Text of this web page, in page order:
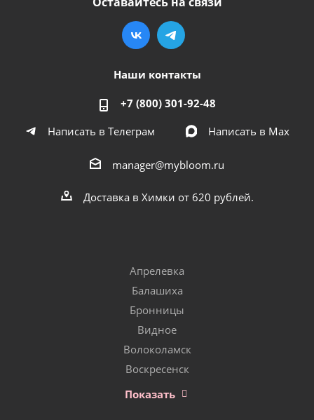
Наши контакты
+7 (800) 301-92-48
Написать в Телеграм
Написать в Мах
manager@mybloom.ru
Доставка в Химки от 620 рублей.
Апрелевка
Балашиха
Бронницы
Видное
Волоколамск
Воскресенск
Показать